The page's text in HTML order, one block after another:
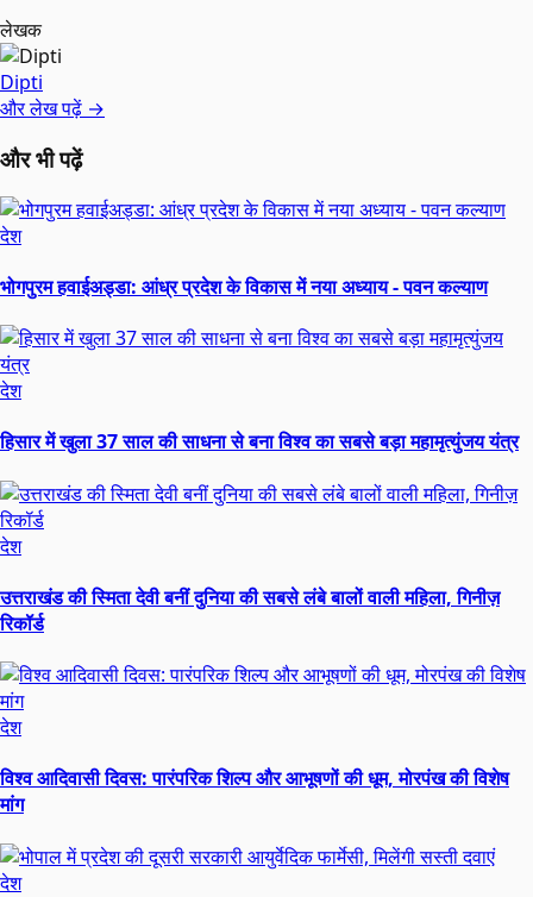
लेखक
Dipti
और लेख पढ़ें →
और भी पढ़ें
देश
भोगपुरम हवाईअड्डा: आंध्र प्रदेश के विकास में नया अध्याय - पवन कल्याण
देश
हिसार में खुला 37 साल की साधना से बना विश्व का सबसे बड़ा महामृत्युंजय यंत्र
देश
उत्तराखंड की स्मिता देवी बनीं दुनिया की सबसे लंबे बालों वाली महिला, गिनीज़
रिकॉर्ड
देश
विश्व आदिवासी दिवस: पारंपरिक शिल्प और आभूषणों की धूम, मोरपंख की विशेष
मांग
देश